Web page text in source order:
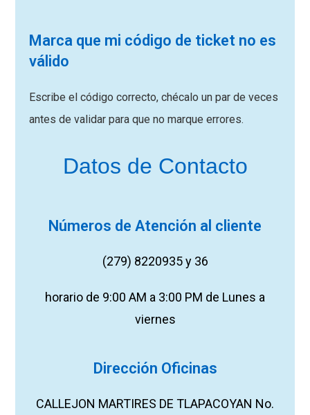
Marca que mi código de ticket no es
válido
Escribe el código correcto, chécalo un par de veces
antes de validar para que no marque errores.
Datos de Contacto
Números de Atención al cliente
(279) 8220935 y 36
horario de 9:00 AM a 3:00 PM de Lunes a
viernes
Dirección Oficinas
CALLEJON MARTIRES DE TLAPACOYAN No.